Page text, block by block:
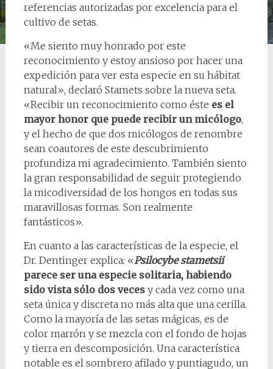
referencias autorizadas por excelencia para el
cultivo de setas.
‍«Me siento muy honrado por este
reconocimiento y estoy ansioso por hacer una
expedición para ver esta especie en su hábitat
natural», declaró Stamets sobre la nueva seta.
«Recibir un reconocimiento como éste es el
mayor honor que puede recibir un micólogo,
y el hecho de que dos micólogos de renombre
sean coautores de este descubrimiento
profundiza mi agradecimiento. También siento
la gran responsabilidad de seguir protegiendo
la micodiversidad de los hongos en todas sus
maravillosas formas. Son realmente
fantásticos».
En cuanto a las características de la especie, el
Dr. Dentinger explica: «Psilocybe stametsii
parece ser una especie solitaria, habiendo
sido vista sólo dos veces y cada vez como una
seta única y discreta no más alta que una cerilla.
Como la mayoría de las setas mágicas, es de
color marrón y se mezcla con el fondo de hojas
y tierra en descomposición. Una característica
notable es el sombrero afilado y puntiagudo, un